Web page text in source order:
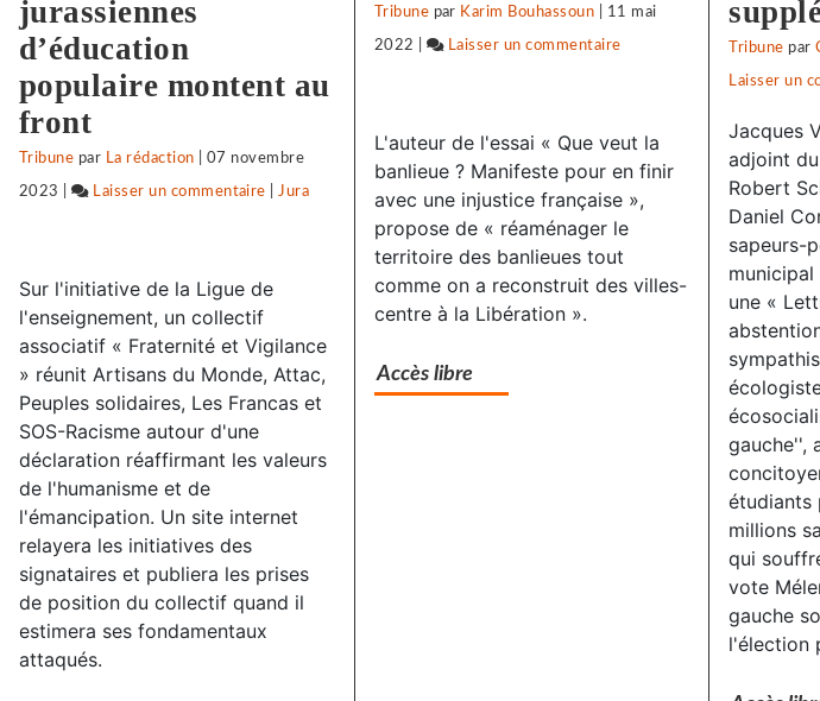
jurassiennes
d’éducation
populaire montent au
front
Tribune par La rédaction 07 novembre
2023 | Laisser un commentaire on
à
droite
associations
d’éducation
Jura
Sur l'initiative de la Ligue de
l'enseignement, un collectif
associatif « Fraternité et Vigilance
» réunit Artisans du Monde, Attac,
Peuples solidaires, Les Francas et
SOS-Racisme autour d'une
déclaration réaffirmant les valeurs
de l'humanisme et de
l'émancipation. Un site internet
relayera les initiatives des
signataires et publiera les prises
de position du collectif quand il
estimera ses fondamentaux
attaqués.
Tribune par Karim Bouhassoun 11 mai
2022 | Laisser un commentaire
à
l’extrême-
droite
des
L'auteur de l'essai « Que veut la
banlieue ? Manifeste pour en finir
avec une injustice française »,
propose de « réaménager le
territoire des banlieues tout
comme on a reconstruit des villes-
centre à la Libération ».
Accès libre
Tribune par
Laisser un
Jacques
adjoint
Robert
Daniel
sapeurs-
municipal
une «
gauche'',
étudiants
millions
qui
vote
gauche
l'élection